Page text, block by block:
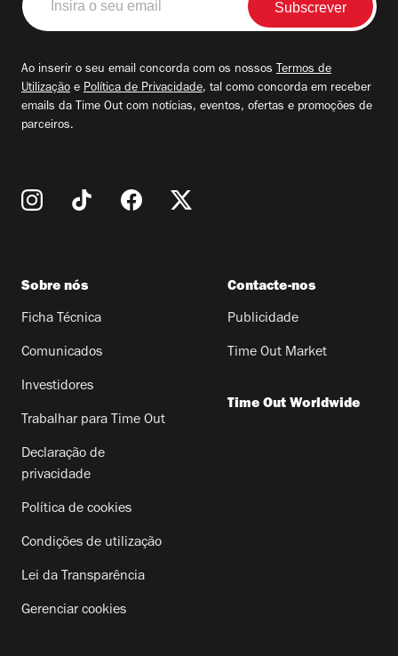
o
seu
Ao inserir o seu email concorda com os nossos Termos de
Utilização e Política de Privacidade, tal como concorda em receber
emails da Time Out com notícias, eventos, ofertas e promoções de
parceiros.
Sobre nós
Ficha Técnica
Comunicados
Investidores
Trabalhar para Time Out
Declaração de
privacidade
Política de cookies
Condições de utilização
Lei da Transparência
Gerenciar cookies
Contacte-nos
Publicidade
Time Out Market
Time Out Worldwide